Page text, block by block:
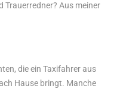
Trauerredner? Aus meiner
die ein Taxifahrer aus
Hause bringt. Manche